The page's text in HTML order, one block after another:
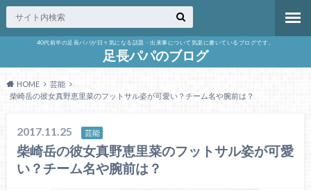
40代前半の足長パパが日々気になる話題・出来事について気楽に書いているブログです。
足長パパのブログ
HOME
芸能
柴崎岳の彼女真野恵里菜のフットサル姿が可愛い？チーム名や腕前は？
2017.11.25 芸能
柴崎岳の彼女真野恵里菜のフットサル姿が可愛
い？チーム名や腕前は？